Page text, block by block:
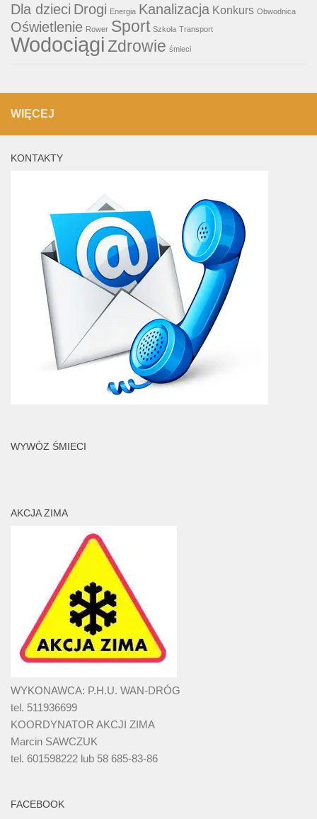
Dla dzieci Drogi Energia Kanalizacja Konkurs Obwodnica
Oświetlenie Rower Sport Szkoła Transport
WodociągiZdrowie śmieci
WIĘCEJ
KONTAKTY
WYWÓZ ŚMIECI
AKCJA ZIMA
WYKONAWCA: P.H.U. WAN-DRÓG
tel. 511936699
KOORDYNATOR AKCJI ZIMA
Marcin SAWCZUK
tel. 601598222 lub 58 685-83-86
FACEBOOK